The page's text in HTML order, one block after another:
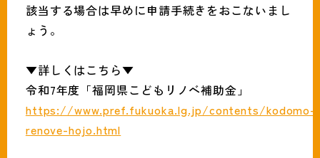
該当する場合は早めに申請手続きをおこないまし
ょう。
▼詳しくはこちら▼
令和7年度「福岡県こどもリノベ補助金」
https://www.pref.fukuoka.lg.jp/contents/kodomo-
renove-hojo.html